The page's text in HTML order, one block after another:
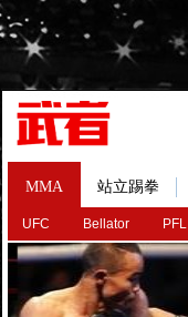
MMA
UFC Bellator PFL
站立踢拳